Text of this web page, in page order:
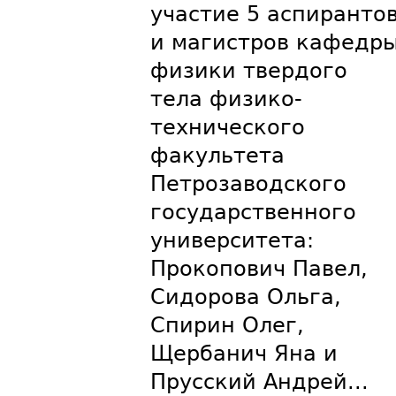
участие 5
и магистров
физики твердого
тела физико-
технического
факультета
Петрозаводского
государственного
университета:
Прокопович Павел,
Сидорова Ольга,
Спирин Олег,
Щербанич Яна и
Прусский Андрей...